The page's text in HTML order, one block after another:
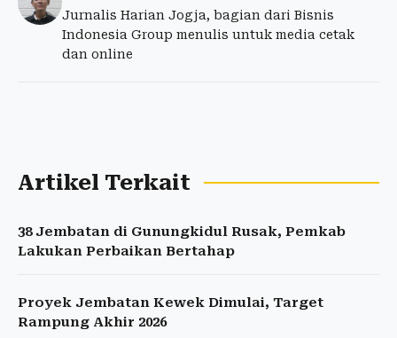
Jurnalis Harian Jogja, bagian dari Bisnis
Indonesia Group menulis untuk media cetak
dan online
Artikel Terkait
38 Jembatan di Gunungkidul Rusak, Pemkab
Lakukan Perbaikan Bertahap
Proyek Jembatan Kewek Dimulai, Target
Rampung Akhir 2026